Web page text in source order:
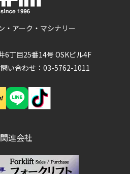
・アーク・マシナリー
6丁目25番14号 OSKビル4F
い合わせ：03-5762-1011
関連会社